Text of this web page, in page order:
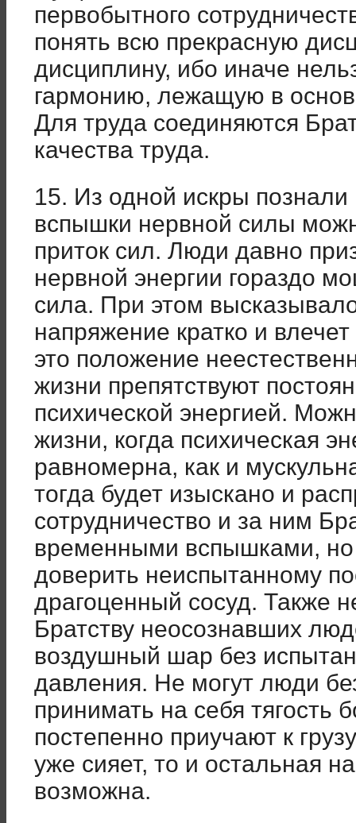
первобытного
понять всю прекрасную
дисциплину, ибо иначе
гармонию, лежащую в
Для труда соединяются
качества труда.
15. Из одной искры
вспышки нервной силы
приток сил. Люди давно
нервной энергии гораздо
сила. При этом
напряжение кратко и
это положение
жизни препятствуют
психической энергией.
жизни, когда психическая
равномерна, как и
тогда будет изыскано и
сотрудничество и за ним
временными вспышками, но
доверить неиспытанному
драгоценный сосуд. Также
Братству неосознавших
воздушный шар без
давления. Не могут люди
принимать на себя тягость
постепенно приучают к
уже сияет, то и остальная
возможна.